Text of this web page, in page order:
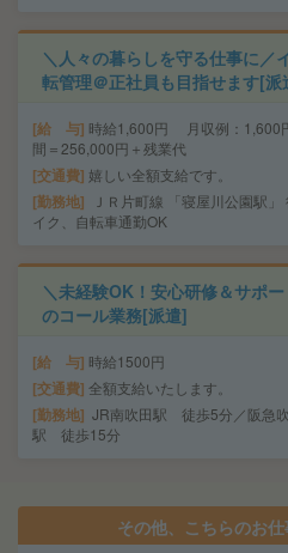
＼人々の暮らしを守る仕事に／
転管理＠正社員も目指せます[派
給 与 時給1,600円 月収例：1,600
間＝256,000円＋残業代
交通費 嬉しい全額支給です。
勤務地
ＪＲ片町線 「寝屋川公園駅
イク、自転車通勤OK
＼未経験OK！安心研修＆サポ
のコール業務[派遣]
給 与 時給1500円
交通費 全額支給いたします。
勤務地 JR南吹田駅 徒歩5分／阪急
駅 徒歩15分
その他、こちらのお